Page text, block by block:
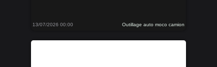
13/07/2026 00:00 Outillage auto moco camion